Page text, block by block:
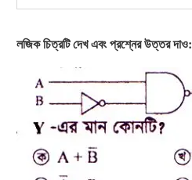
লজিক চিত্রটি দেখ এবং প্রশ্নের উত্তর দাও: